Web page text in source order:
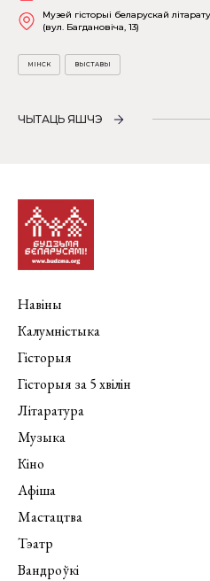
Музей гісторыі беларускай
(вул. Багдановіча, 13)
МІНСК ВЫСТАВЫ
ЧЫТАЦЬ ЯШЧЭ
Навіны
Калумністыка
Гісторыя
Гісторыя за 5 хвілін
Літаратура
Музыка
Кіно
Афіша
Мастацтва
Тэатр
Вандроўкі